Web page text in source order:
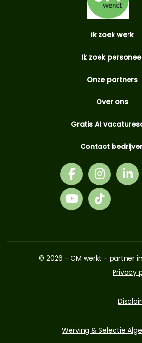
Ik zoek werk
Ik zoek
Onze partners
Over ons
Gratis AI
Contact
© 2026 - CM werkt - partner
Privacy
Werving & Selectie